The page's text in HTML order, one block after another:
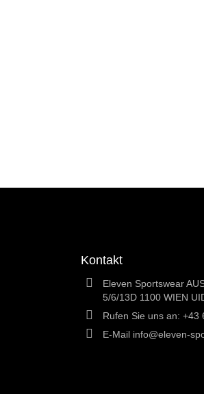
Kontakt
Eleven Sportswear
5/6/13D 1100 WIEN
Rufen Sie uns an:+43
E-Mail info@eleven-